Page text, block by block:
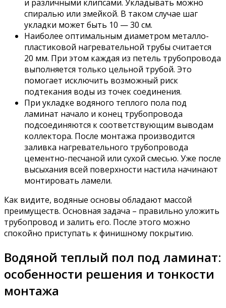
и различными клипсами. Укладывать можно
спиралью или змейкой. В таком случае шаг
укладки может быть 10 — 30 см.
Наиболее оптимальным диаметром металло-
пластиковой нагревательной трубы считается
20 мм. При этом каждая из петель трубопровода
выполняется только цельной трубой. Это
помогает исключить возможный риск
подтекания воды из точек соединения.
При укладке водяного теплого пола под
ламинат начало и конец трубопровода
подсоединяются к соответствующим выводам
коллектора. После монтажа производится
заливка нагревательного трубопровода
цементно-песчаной или сухой смесью. Уже после
высыхания всей поверхности настила начинают
монтировать ламели.
Как видите, водяные основы обладают массой
преимуществ. Основная задача – правильно уложить
трубопровод и залить его. После этого можно
спокойно приступать к финишному покрытию.
Водяной теплый пол под ламинат:
особенности решения и тонкости
монтажа